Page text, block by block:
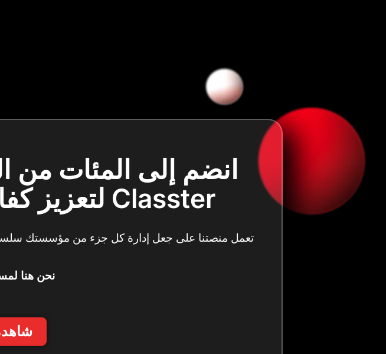
انضم إلى المئات
Classter لتعزيز كفاءتها وتبسيط العمليات
تعمل منصتنا على جعل إدارة كل جزء من مؤسستك سلسة
نحن هنا